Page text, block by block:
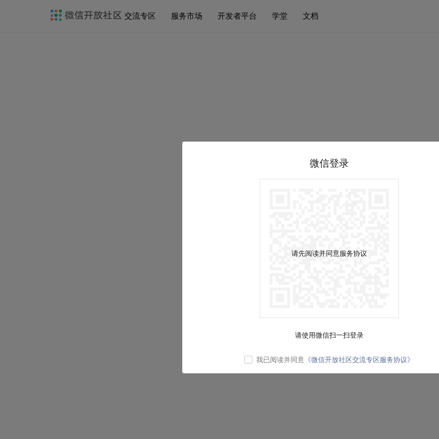
交流专区 服务市场 开发者平台 学堂 文档
微信登录
请先阅读并同意服务协议
请使用微信扫一扫登录
我已阅读并同意 《微信开放社区交流专区服务协议》